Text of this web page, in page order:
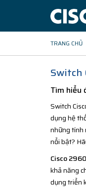
TRANG CHỦ
Switch
Tìm hiểu
Switch
dụng hệ
những tính
nổi bật?
Cisco
khả năng
dụng triển